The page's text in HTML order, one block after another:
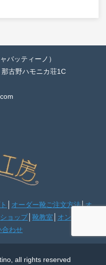
バッティーノ）
古野ハモニカ荘1C
オーダー靴ご注文方法│オ
ョップ│ 靴教室
オンライン
合わせ
all rights reserved